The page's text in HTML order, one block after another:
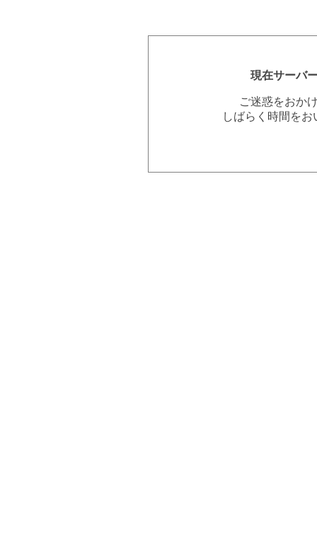
現在サーバ
ご迷惑をおか
しばらく時間を